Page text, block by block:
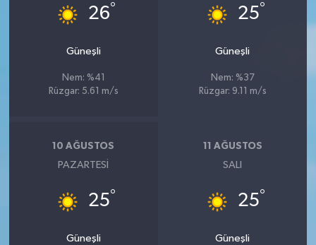
26°
Güneşli
Nem: %41
Rüzgar: 5.61 m/s
25°
Güneşli
Nem: %37
Rüzgar: 9.11 m/s
10 AĞUSTOS
PAZARTESI
25°
Güneşli
11 AĞUSTOS
SALI
25°
Güneşli